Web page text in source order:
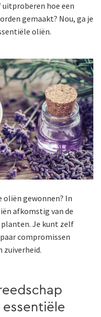
hoe een
gemaakt? Nou, ga je
oliën.
oliën gewonnen? In
afkomstig van de
Je kunt zelf
compromissen